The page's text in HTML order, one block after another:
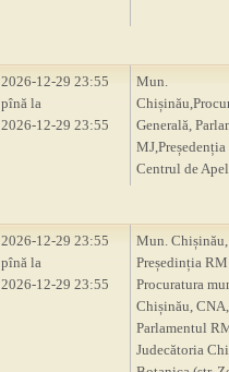
2026-12-29 23:55
pînă la
2026-12-29 23:55
Mun.
Generală,
Centrul de Apel
2026-12-29 23:55
pînă la
2026-12-29 23:55
Mun. Chișinău,
Președinția
Procuratura
Chișinău, CNA,
Parlamentul
Judecătoria